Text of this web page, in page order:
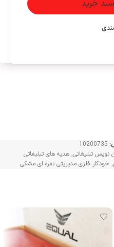
خرید
10200735
نویس تبلیغاتی, هدیه های تبلیغاتی
, خودکار فلزی مدیریتی نقره ای مشکی